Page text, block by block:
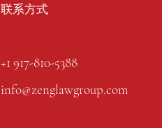
联系方式
+1 917-810-5388
info@zenglawgroup.com